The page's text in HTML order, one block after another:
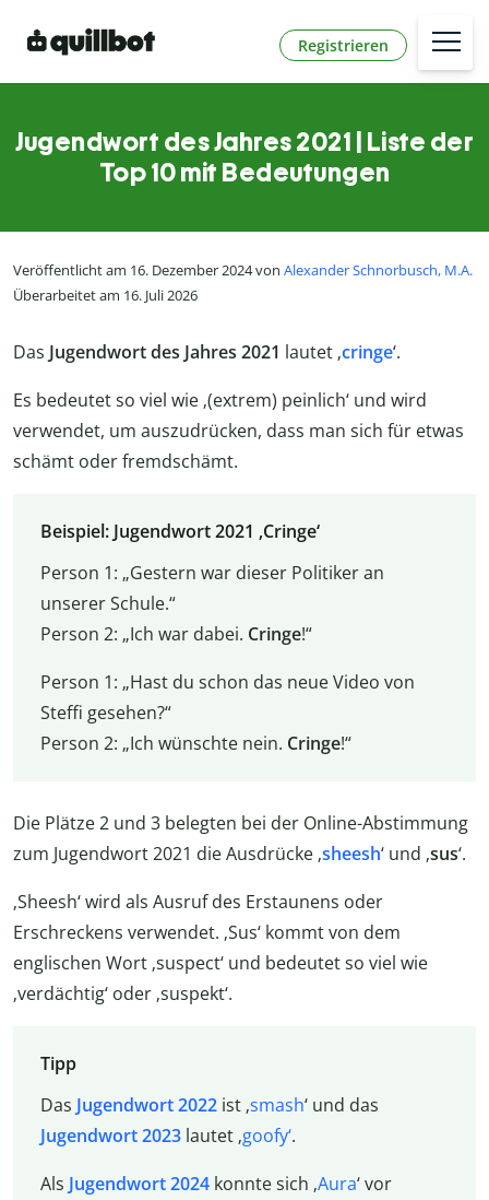
Registrieren
Jugendwort des Jahres 2021 | Liste der
Top 10 mit Bedeutungen
Veröffentlicht am 16. Dezember 2024 von Alexander Schnorbusch, M.A.
Überarbeitet am 16. Juli 2026
Das Jugendwort des Jahres 2021 lautet ‚cringe‘.
Es bedeutet so viel wie ‚(extrem) peinlich‘ und wird
verwendet, um auszudrücken, dass man sich für etwas
schämt oder fremdschämt.
Beispiel: Jugendwort 2021 ‚Cringe‘
Person 1: „Gestern war dieser Politiker an
unserer Schule.“
Person 2: „Ich war dabei. Cringe!“
Person 1: „Hast du schon das neue Video von
Steffi gesehen?“
Person 2: „Ich wünschte nein. Cringe!“
Die Plätze 2 und 3 belegten bei der Online-Abstimmung
zum Jugendwort 2021 die Ausdrücke ‚sheesh‘ und ‚sus‘.
‚Sheesh‘ wird als Ausruf des Erstaunens oder
Erschreckens verwendet. ‚Sus‘ kommt von dem
englischen Wort ‚suspect‘ und bedeutet so viel wie
‚verdächtig‘ oder ‚suspekt‘.
Tipp
Das Jugendwort 2022ist ‚smash‘ und das
Jugendwort 2023lautet ‚goofy‘.
Als Jugendwort 2024konnte sich ‚Aura‘ vor